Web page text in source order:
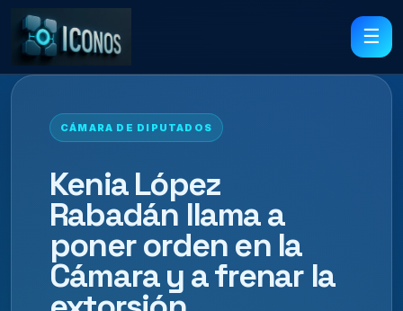
☰
CÁMARA DE DIPUTADOS
Kenia López
Rabadán llama a
poner orden en la
Cámara y a frenar la